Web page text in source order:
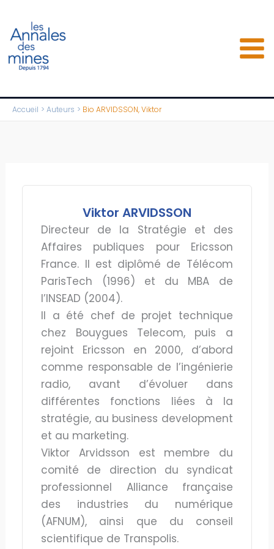
contenu
Accueil Auteurs Bio ARVIDSSON, Viktor
Viktor ARVIDSSON
Directeur de la Stratégie et des
Affaires publiques pour Ericsson
France. Il est diplômé de Télécom
ParisTech (1996) et du MBA de
l’INSEAD (2004).
Il a été chef de projet technique
chez Bouygues Telecom, puis a
rejoint Ericsson en 2000, d’abord
comme responsable de l’ingénierie
radio, avant d’évoluer dans
différentes fonctions liées à la
stratégie, au business development
et au marketing.
Viktor Arvidsson est membre du
comité de direction du syndicat
professionnel Alliance française
des industries du numérique
(AFNUM), ainsi que du conseil
scientifique de Transpolis.